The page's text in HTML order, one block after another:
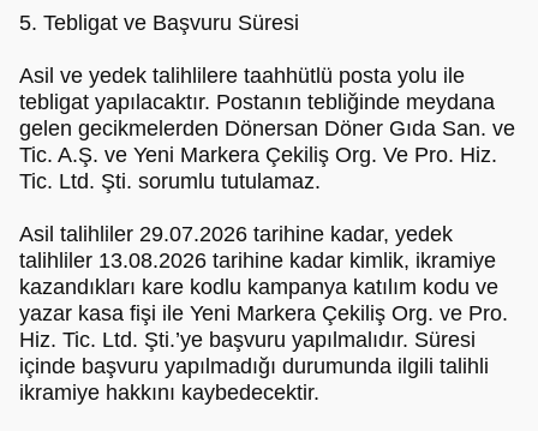
5. Tebligat ve Başvuru Süresi
Asil ve yedek talihlilere taahhütlü posta yolu ile
tebligat yapılacaktır. Postanın tebliğinde meydana
gelen gecikmelerden Dönersan Döner Gıda San. ve
Tic. A.Ş. ve Yeni Markera Çekiliş Org. Ve Pro. Hiz.
Tic. Ltd. Şti. sorumlu tutulamaz.
Asil talihliler 29.07.2026 tarihine kadar, yedek
talihliler 13.08.2026 tarihine kadar kimlik, ikramiye
kazandıkları kare kodlu kampanya katılım kodu ve
yazar kasa fişi ile Yeni Markera Çekiliş Org. ve Pro.
Hiz. Tic. Ltd. Şti.’ye başvuru yapılmalıdır. Süresi
içinde başvuru yapılmadığı durumunda ilgili talihli
ikramiye hakkını kaybedecektir.